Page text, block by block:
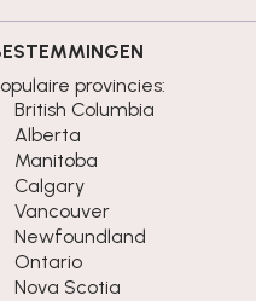
provincies:
British Columbia
Alberta
Manitoba
Calgary
Vancouver
Newfoundland
Ontario
Nova Scotia